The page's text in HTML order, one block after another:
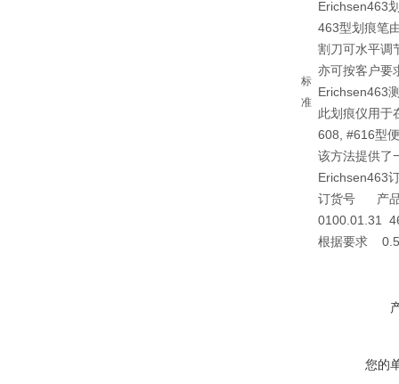
标
准
Erichsen463
463型划痕笔
割刀可水平调
亦可按客户要
Erichsen463
此划痕仪用于
608, #616型
该方法提供了
Erichsen463
订货号 产
0100.01.31
根据要求
您的